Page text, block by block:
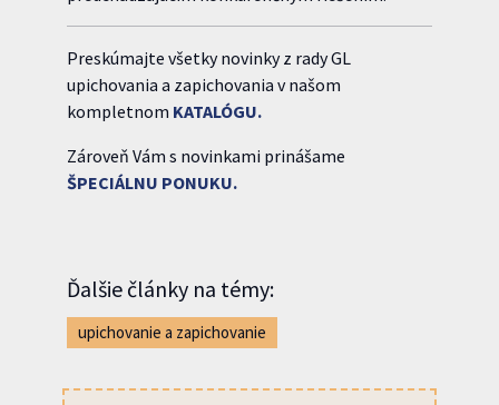
Preskúmajte všetky novinky z rady GL
upichovania a zapichovania v našom
kompletnom KATALÓGU.
Zároveň Vám s novinkami prinášame
ŠPECIÁLNU PONUKU.
Ďalšie články na témy:
upichovanie a zapichovanie